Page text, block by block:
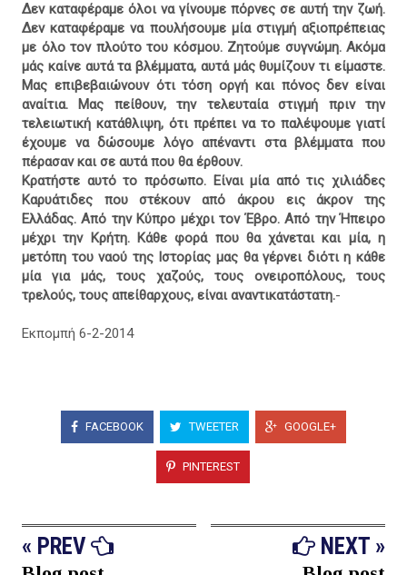
Δεν καταφέραμε όλοι να γίνουμε πόρνες σε αυτή την ζωή.
Δεν καταφέραμε να πουλήσουμε μία στιγμή αξιοπρέπειας
με όλο τον πλούτο του κόσμου. Ζητούμε συγνώμη. Ακόμα
μάς καίνε αυτά τα βλέμματα, αυτά μάς θυμίζουν τι είμαστε.
Μας επιβεβαιώνουν ότι τόση οργή και πόνος δεν είναι
αναίτια. Μας πείθουν, την τελευταία στιγμή πριν την
τελειωτική κατάθλιψη, ότι πρέπει να το παλέψουμε γιατί
έχουμε να δώσουμε λόγο απέναντι στα βλέμματα που
πέρασαν και σε αυτά που θα έρθουν.
Κρατήστε αυτό το πρόσωπο. Είναι μία από τις χιλιάδες
Καρυάτιδες που στέκουν από άκρου εις άκρον της
Ελλάδας. Από την Κύπρο μέχρι τον Έβρο. Από την Ήπειρο
μέχρι την Κρήτη. Κάθε φορά που θα χάνεται και μία, η
μετόπη του ναού της Ιστορίας μας θα γέρνει διότι η κάθε
μία για μάς, τους χαζούς, τους ονειροπόλους, τους
τρελούς, τους απείθαρχους, είναι αναντικατάστατη.-
Εκπομπή 6-2-2014
FACEBOOK TWEETER GOOGLE+
PINTEREST
« PREV NEXT »